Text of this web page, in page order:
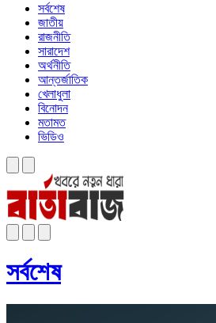
সর্বশেষ
জাতীয়
রাজনীতি
সারাদেশ
অর্থনীতি
আন্তর্জাতিক
খেলাধুলা
বিনোদন
মতামত
ভিডিও
সর্বশেষ